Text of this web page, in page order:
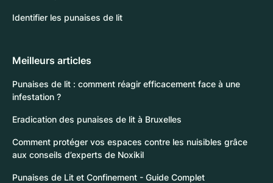
Identifier les punaises de lit
Meilleurs articles
Punaises de lit : comment réagir efficacement face à une
infestation ?
Eradication des punaises de lit à Bruxelles
Comment protéger vos espaces contre les nuisibles grâce
aux conseils d’experts de Noxikil
Punaises de Lit et Confinement - Guide Complet